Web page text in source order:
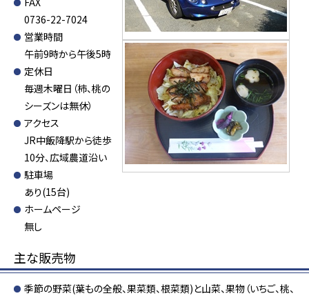
0736-22-7024
営業時間
午前9時から午後5時
定休日
毎週木曜日（柿、桃の
シーズンは無休）
アクセス
JR中飯降駅から徒歩
10分、広域農道沿い
駐車場
あり(15台)
ホームページ
無し
主な販売物
季節の野菜(葉もの全般、果菜類、根菜類)と山菜、果物（いちご、桃、